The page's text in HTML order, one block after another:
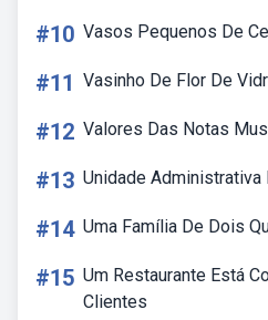
#10 Vasos Pequenos De
#11 Vasinho De Flor De
#12 Valores Das Notas
#13 Unidade Administrativa
#14 Uma Família De Dois
#15 Um Restaurante Está
Clientes